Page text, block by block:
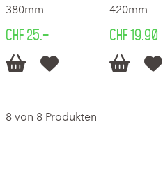
380mm
CHF 25.–
 
420mm
CHF 19.90
 
8 von 8 Produkten